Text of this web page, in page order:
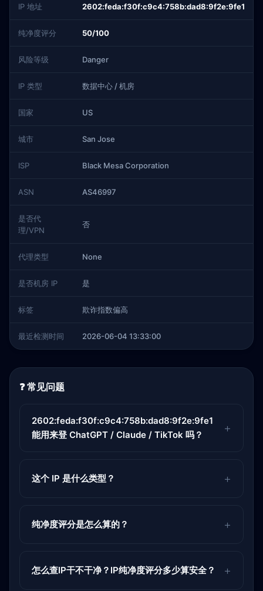
IP 地址 2602:feda:f30f:c9c4:758b:dad8:9f2e:9fe1
纯净度评分 50/100
风险等级 Danger
IP 类型 数据中心 / 机房
国家 US
城市 San Jose
ISP Black Mesa Corporation
ASN AS46997
是否代
理/VPN
否
代理类型 None
是否机房 IP 是
标签 欺诈指数偏高
最近检测时间 2026-06-04 13:33:00
❓ 常见问题
2602:feda:f30f:c9c4:758b:dad8:9f2e:9fe1
能用来登 ChatGPT / Claude / TikTok 吗？
这个 IP 是什么类型？
纯净度评分是怎么算的？
怎么查IP干不干净？IP纯净度评分多少算安全？